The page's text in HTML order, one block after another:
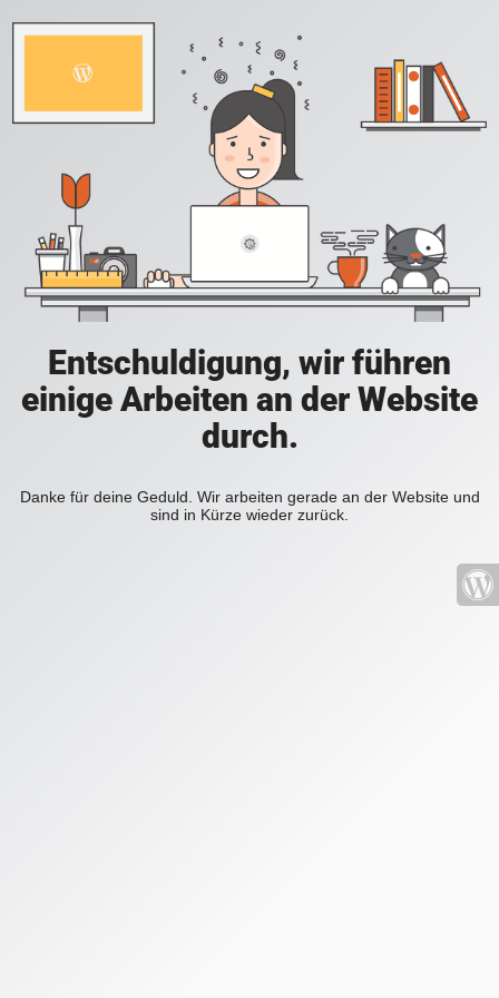
Entschuldigung, wir führen
einige Arbeiten an der Website
durch.
Danke für deine Geduld. Wir arbeiten gerade an der Website und
sind in Kürze wieder zurück.